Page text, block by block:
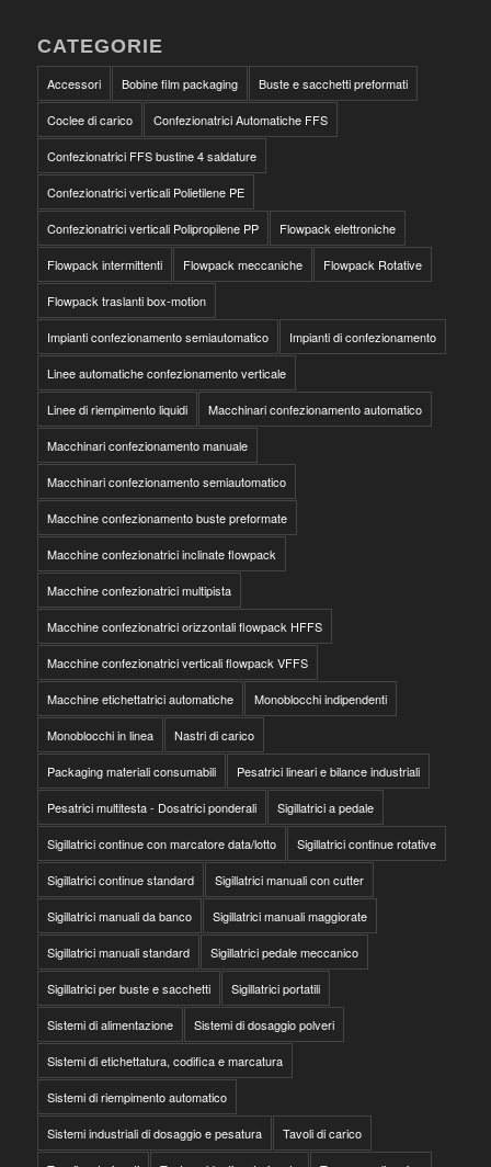
CATEGORIE
Accessori Bobine film packaging Buste e sacchetti preformati
Coclee di carico Confezionatrici Automatiche FFS
Confezionatrici FFS bustine 4 saldature
Confezionatrici verticali Polietilene PE
Confezionatrici verticali Polipropilene PP Flowpack elettroniche
Flowpack intermittenti Flowpack meccaniche Flowpack Rotative
Flowpack traslanti box-motion
Impianti confezionamento semiautomatico Impianti di confezionamento
Linee automatiche confezionamento verticale
Linee di riempimento liquidi Macchinari confezionamento automatico
Macchinari confezionamento manuale
Macchinari confezionamento semiautomatico
Macchine confezionamento buste preformate
Macchine confezionatrici inclinate flowpack
Macchine confezionatrici multipista
Macchine confezionatrici orizzontali flowpack HFFS
Macchine confezionatrici verticali flowpack VFFS
Macchine etichettatrici automatiche Monoblocchi indipendenti
Monoblocchi in linea Nastri di carico
Packaging materiali consumabili Pesatrici lineari e bilance industriali
Pesatrici multitesta - Dosatrici ponderali Sigillatrici a pedale
Sigillatrici continue con marcatore data/lotto Sigillatrici continue rotative
Sigillatrici continue standard Sigillatrici manuali con cutter
Sigillatrici manuali da banco Sigillatrici manuali maggiorate
Sigillatrici manuali standard Sigillatrici pedale meccanico
Sigillatrici per buste e sacchetti Sigillatrici portatili
Sistemi di alimentazione Sistemi di dosaggio polveri
Sistemi di etichettatura, codifica e marcatura
Sistemi di riempimento automatico
Sistemi industriali di dosaggio e pesatura Tavoli di carico